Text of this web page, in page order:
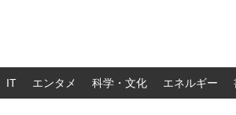
IT エンタメ 科学・文化 エネルギー